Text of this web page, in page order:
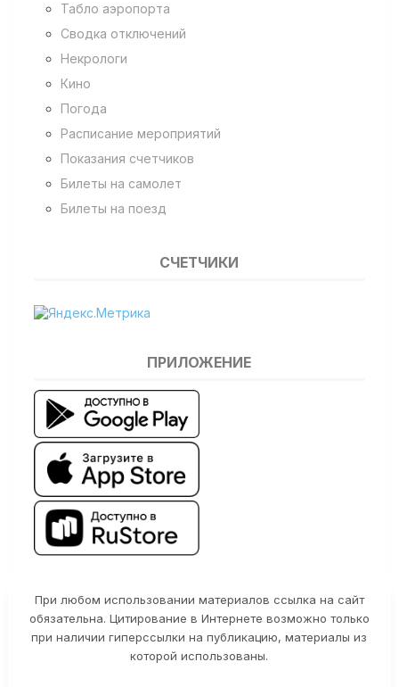
Табло аэропорта
Сводка отключений
Некрологи
Кино
Погода
Расписание мероприятий
Показания счетчиков
Билеты на самолет
Билеты на поезд
СЧЕТЧИКИ
ПРИЛОЖЕНИЕ
При любом использовании материалов ссылка на сайт
обязательна. Цитирование в Интернете возможно только
при наличии гиперссылки на публикацию, материалы из
которой использованы.